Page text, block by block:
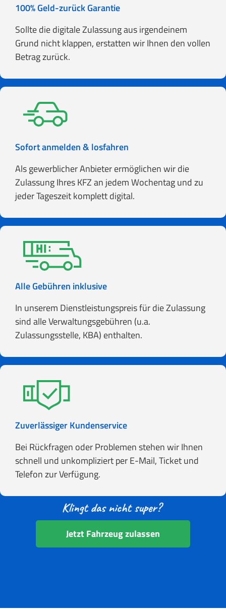
100% Geld-zurück Garantie
Sollte die digitale Zulassung aus irgendeinem
Grund nicht klappen, erstatten wir Ihnen den vollen
Betrag zurück.
Sofort anmelden & losfahren
Als gewerblicher Anbieter ermöglichen wir die
Zulassung Ihres KFZ an jedem Wochentag und zu
jeder Tageszeit komplett digital.
Alle Gebühren inklusive
In unserem Dienstleistungspreis für die Zulassung
sind alle Verwaltungsgebühren (u.a.
Zulassungsstelle, KBA) enthalten.
Zuverlässiger Kundenservice
Bei Rückfragen oder Problemen stehen wir Ihnen
schnell und unkompliziert per E-Mail, Ticket und
Telefon zur Verfügung.
Jetzt Fahrzeug zulassen